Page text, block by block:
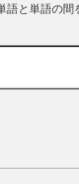
と単語の間